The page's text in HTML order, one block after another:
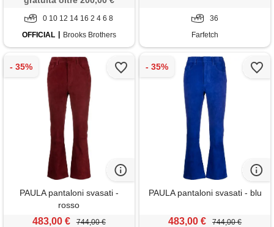
0 10 12 14 16 2 4 6 8
OFFICIAL
Brooks Brothers
36
Farfetch
PAULA pantaloni svasati -
rosso
483,00 € 744,00 €
PAULA pantaloni svasati - blu
483,00 € 744,00 €